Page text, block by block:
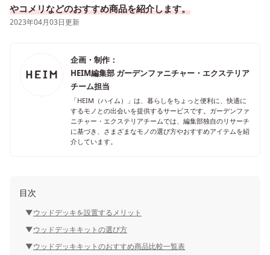
やコメリなどのおすすめ商品を紹介します。
2023年04月03日更新
企画・制作：
HEIM編集部 ガーデンファニチャー・エクステリア
チーム担当
「HEIM（ハイム）」は、暮らしをちょっと便利に、快適に
するモノとの出会いを提供するサービスです。ガーデンファ
ニチャー・エクステリアチームでは、編集部独自のリサーチ
に基づき、さまざまなモノの選び方やおすすめアイテムを紹
介しています。
目次
ウッドデッキを設置するメリット
ウッドデッキキットの選び方
ウッドデッキキットのおすすめ商品比較一覧表